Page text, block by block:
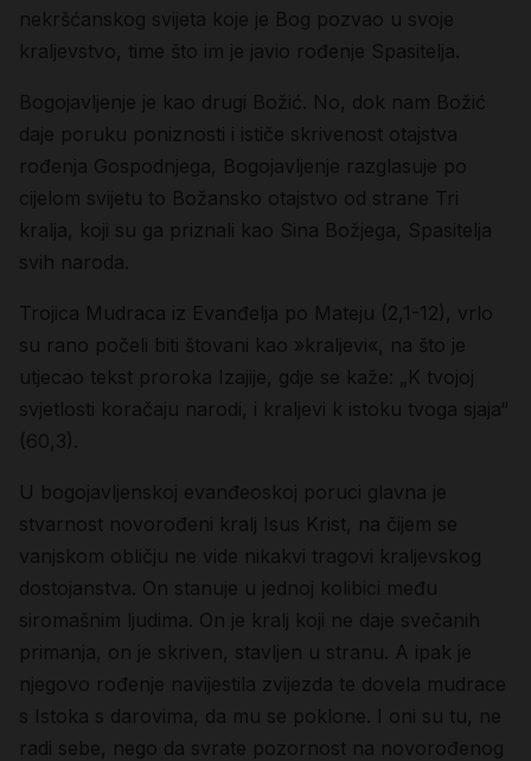
nekršćanskog svijeta koje je Bog pozvao u svoje
kraljevstvo, time što im je javio rođenje Spasitelja.
Bogojavljenje je kao drugi Božić. No, dok nam Božić
daje poruku poniznosti i ističe skrivenost otajstva
rođenja Gospodnjega, Bogojavljenje razglasuje po
cijelom svijetu to Božansko otajstvo od strane Tri
kralja, koji su ga priznali kao Sina Božjega, Spasitelja
svih naroda.
Trojica Mudraca iz Evanđelja po Mateju (2,1-12), vrlo
su rano počeli biti štovani kao »kraljevi«, na što je
utjecao tekst proroka Izajije, gdje se kaže: „K tvojoj
svjetlosti koračaju narodi, i kraljevi k istoku tvoga sjaja“
(60,3).
U bogojavljenskoj evanđeoskoj poruci glavna je
stvarnost novorođeni kralj Isus Krist, na čijem se
vanjskom obličju ne vide nikakvi tragovi kraljevskog
dostojanstva. On stanuje u jednoj kolibici među
siromašnim ljudima. On je kralj koji ne daje svečanih
primanja, on je skriven, stavljen u stranu. A ipak je
njegovo rođenje navijestila zvijezda te dovela mudrace
s Istoka s darovima, da mu se poklone. I oni su tu, ne
radi sebe, nego da svrate pozornost na novorođenog